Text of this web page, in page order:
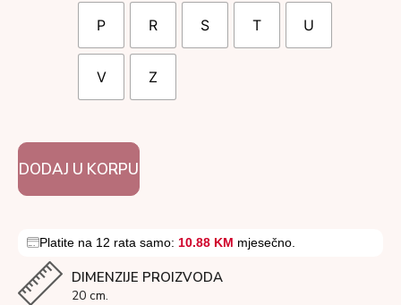
P R S T U
V Z
DODAJ U KORPU
Platite na 12 rata samo: 10.88 KM mjesečno.
DIMENZIJE PROIZVODA
20 cm.